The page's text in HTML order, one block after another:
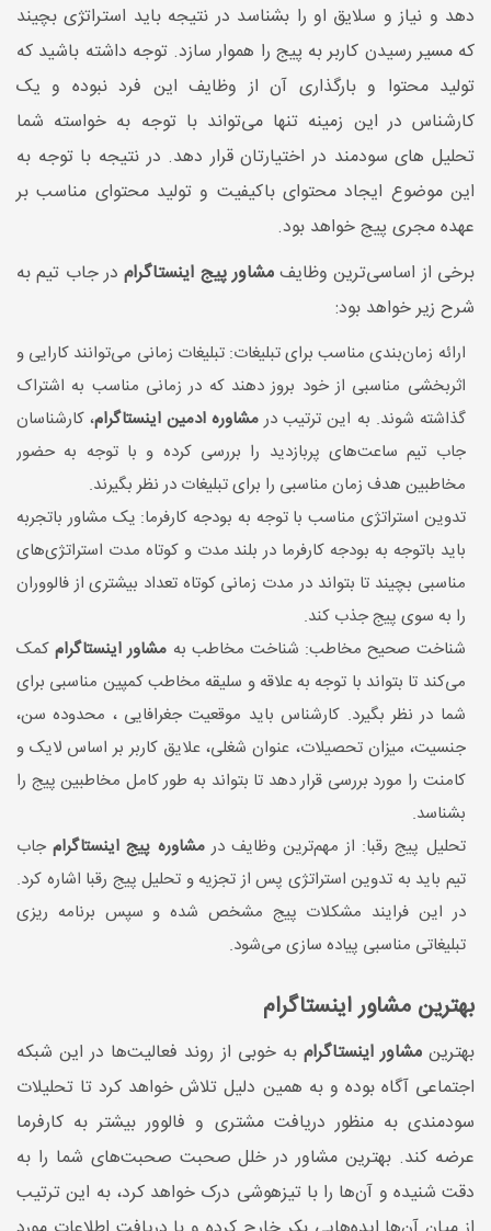
دهد و نیاز و سلایق او را بشناسد در نتیجه باید استراتژی بچیند
که مسیر رسیدن کاربر به پیج را هموار سازد. توجه داشته باشید که
تولید محتوا و بارگذاری آن از وظایف این فرد نبوده و یک
کارشناس در این زمینه تنها می‌تواند با توجه به خواسته شما
تحلیل های سودمند در اختیارتان قرار دهد. در نتیجه با توجه به
این موضوع ایجاد محتوای باکیفیت و تولید محتوای مناسب بر
عهده مجری پیج خواهد بود.
برخی از اساسی‌ترین وظایفمشاور پیج اینستاگرام در جاب تیم به
شرح زیر خواهد بود:
ارائه زمان‌بندی مناسب برای تبلیغات: تبلیغات زمانی می‌توانند کارایی و
اثربخشی مناسبی از خود بروز دهند که در زمانی مناسب به اشتراک
گذاشته شوند. به این ترتیب در مشاوره ادمین اینستاگرام، کارشناسان
جاب تیم ساعت‌های پربازدید را بررسی کرده و با توجه به حضور
مخاطبین هدف زمان مناسبی را برای تبلیغات در نظر بگیرند.
تدوین استراتژی مناسب با توجه به بودجه کارفرما: یک مشاور باتجربه
باید باتوجه به بودجه کارفرما در بلند مدت و کوتاه مدت استراتژی‌های
مناسبی بچیند تا بتواند در مدت زمانی کوتاه تعداد بیشتری از فالووران
را به سوی پیج جذب کند.
شناخت صحیح مخاطب: شناخت مخاطب به مشاور اینستاگرامکمک
می‌کند تا بتواند با توجه به علاقه و سلیقه مخاطب کمپین مناسبی برای
شما در نظر بگیرد. کارشناس باید موقعیت جغرافایی ، محدوده سن،
جنسیت، میزان تحصیلات، عنوان شغلی، علایق کاربر بر اساس لایک و
کامنت را مورد بررسی قرار دهد تا بتواند به طور کامل مخاطبین پیج را
بشناسد.
تحلیل پیج رقبا: از مهم‌ترین وظایف درمشاوره پیج اینستاگرامجاب
تیم باید به تدوین استراتژی پس از تجزیه و تحلیل پیج رقبا اشاره کرد.
در این فرایند مشکلات پیج مشخص شده و سپس برنامه ریزی
تبلیغاتی مناسبی پیاده سازی می‌شود.
بهترین مشاور اینستاگرام
بهترینمشاور اینستاگرام به خوبی از روند فعالیت‌ها در این شبکه
اجتماعی آگاه بوده و به همین دلیل تلاش خواهد کرد تا تحلیلات
سودمندی به منظور دریافت مشتری و فالوور بیشتر به کارفرما
عرضه کند. بهترین مشاور در خلل صحبت صحبت‌های شما را به
دقت شنیده و آن‌ها را با تیزهوشی درک خواهد کرد، به این ترتیب